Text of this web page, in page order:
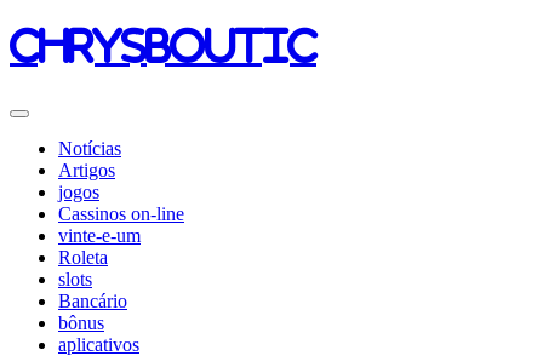
chrysboutic
Notícias
Artigos
jogos
Cassinos on-line
vinte-e-um
Roleta
slots
Bancário
bônus
aplicativos